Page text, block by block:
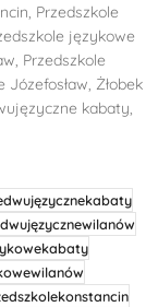
Przedszkole
językowe
Przedszkole
Żłobek
kabaty,